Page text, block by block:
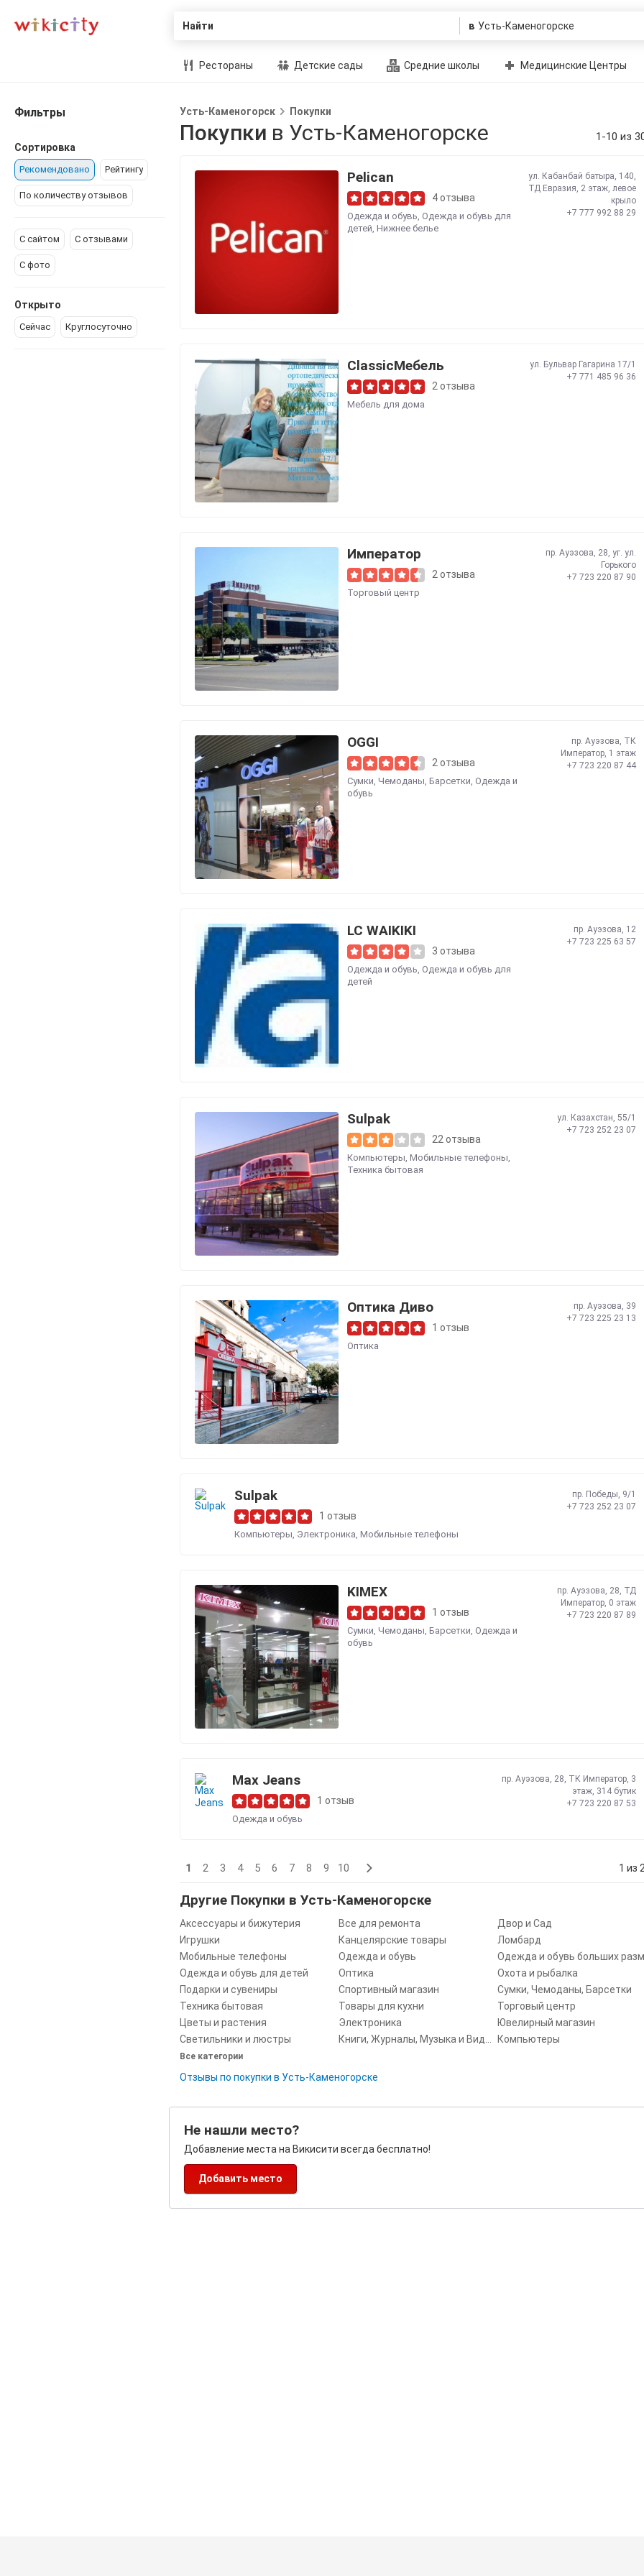
Найти в
Рестораны Детские сады Средние школы Медицинские Центры
Фильтры
Сортировка
Рекомендовано Рейтингу
По количеству отзывов
С сайтом С отзывами
С фото
Открыто
Сейчас Круглосуточно
Усть-Каменогорск Покупки
Покупки в Усть-Каменогорске 1-10 из
Pelican
4 отзыва
Одежда и обувь, Одежда и обувь для
детей, Нижнее белье
ул. Кабанбай батыра, 140,
ТД Евразия, 2 этаж, левое
крыло
+7 777 992 88 29
ClassicМебель
2 отзыва
Мебель для дома
ул. Бульвар Гагарина 17/1
+7 771 485 96 36
Император
2 отзыва
Торговый центр
пр. Ауэзова, 28, уг. ул.
Горького
+7 723 220 87 90
OGGI
2 отзыва
Сумки, Чемоданы, Барсетки, Одежда и
обувь
пр. Ауэзова, ТК
Император, 1 этаж
+7 723 220 87 44
LC WAIKIKI
3 отзыва
Одежда и обувь, Одежда и обувь для
детей
пр. Ауэзова, 12
+7 723 225 63 57
Sulpak
22 отзыва
Компьютеры, Мобильные телефоны,
Техника бытовая
ул. Казахстан, 55/1
+7 723 252 23 07
Оптика Диво
1 отзыв
Оптика
пр. Ауэзова, 39
+7 723 225 23 13
Sulpak
1 отзыв
Компьютеры, Электроника, Мобильные телефоны
пр. Победы, 9/1
+7 723 252 23 07
KIMEX
1 отзыв
Сумки, Чемоданы, Барсетки, Одежда и
обувь
пр. Ауэзова, 28, ТД
Император, 0 этаж
+7 723 220 87 89
Max Jeans
1 отзыв
Одежда и обувь
пр. Ауэзова, 28, ТК Император, 3
этаж, 314 бутик
+7 723 220 87 53
1 2 3 4 5 6 7 8 9 10 1 из
Другие Покупки в Усть-Каменогорске
Аксессуары и бижутерия Все для ремонта
Двор и Сад
Игрушки
Канцелярские товары
Ломбард
Мобильные телефоны
Одежда и обувь
Одежда и обувь для детей
Оптика
Охота и рыбалка
Подарки и сувениры
Спортивный магазин
Сумки, Чемоданы, Барсетки
Техника бытовая
Товары для кухни
Торговый центр
Цветы и растения
Электроника
Ювелирный магазин
Cветильники и люстры
Компьютеры
Все категории
Отзывы по покупки в Усть-Каменогорске
Не нашли место?
Добавление места на Викисити всегда бесплатно!
Добавить место